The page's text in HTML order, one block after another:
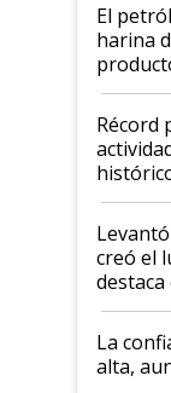
El
harina
el agro
diez
récord
Récord
creó el
plata a
Juan
que de
La
alta,